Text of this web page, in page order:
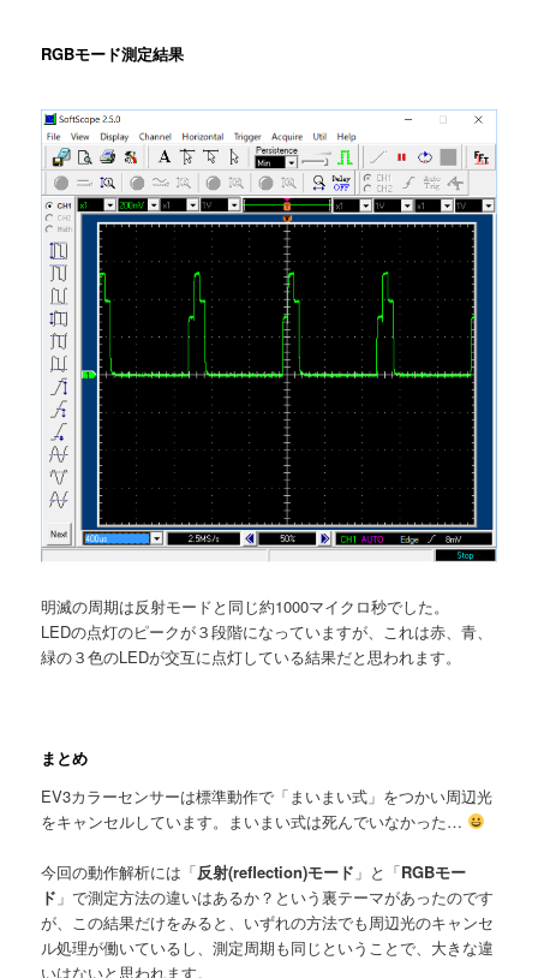
RGBモード測定結果
明滅の周期は反射モードと同じ約1000マイクロ秒でした。
LEDの点灯のピークが３段階になっていますが、これは赤、青、
緑の３色のLEDが交互に点灯している結果だと思われます。
まとめ
EV3カラーセンサーは標準動作で「まいまい式」をつかい周辺光
をキャンセルしています。まいまい式は死んでいなかった…
今回の動作解析には「反射(reflection)モード 」と「RGBモー
ド 」で測定方法の違いはあるか？という裏テーマがあったのです
が、この結果だけをみると、いずれの方法でも周辺光のキャンセ
ル処理が働いているし、測定周期も同じということで、大きな違
いはないと思われます。